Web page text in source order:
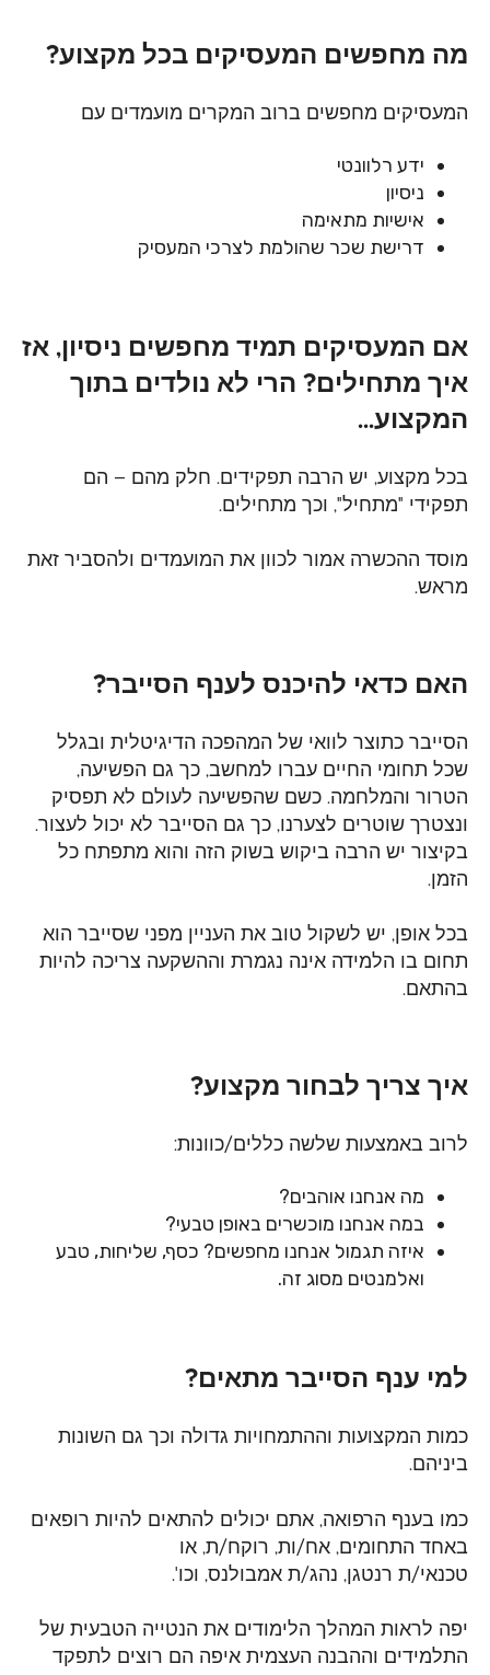
מה מחפשים המעסיקים בכל מקצוע?
המעסיקים מחפשים ברוב המקרים מועמדים עם
ידע רלוונטי
ניסיון
אישיות מתאימה
דרישת שכר שהולמת לצרכי המעסיק
אם המעסיקים תמיד מחפשים ניסיון, אז
איך מתחילים? הרי לא נולדים בתוך
המקצוע...
בכל מקצוע, יש הרבה תפקידים. חלק מהם – הם
תפקידי "מתחיל", וכך מתחילים.
מוסד ההכשרה אמור לכוון את המועמדים ולהסביר זאת
מראש.
האם כדאי להיכנס לענף הסייבר?
הסייבר כתוצר לוואי של המהפכה הדיגיטלית ובגלל
שכל תחומי החיים עברו למחשב, כך גם הפשיעה,
הטרור והמלחמה. כשם שהפשיעה לעולם לא תפסיק
ונצטרך שוטרים לצערנו, כך גם הסייבר לא יכול לעצור.
בקיצור יש הרבה ביקוש בשוק הזה והוא מתפתח כל
הזמן.
בכל אופן, יש לשקול טוב את העניין מפני שסייבר הוא
תחום בו הלמידה אינה נגמרת וההשקעה צריכה להיות
בהתאם.
איך צריך לבחור מקצוע?
לרוב באמצעות שלשה כללים/כוונות:
מה אנחנו אוהבים?
במה אנחנו מוכשרים באופן טבעי?
איזה תגמול אנחנו מחפשים? כסף, שליחות, טבע
ואלמנטים מסוג זה.
למי ענף הסייבר מתאים?
כמות המקצועות וההתמחויות גדולה וכך גם השונות
ביניהם.
כמו בענף הרפואה, אתם יכולים להתאים להיות רופאים
באחד התחומים, אח/ות, רוקח/ת, או
טכנאי/ת רנטגן, נהג/ת אמבולנס, וכו'.
יפה לראות המהלך הלימודים את הנטייה הטבעית של
התלמידים וההבנה העצמית איפה הם רוצים לתפקד